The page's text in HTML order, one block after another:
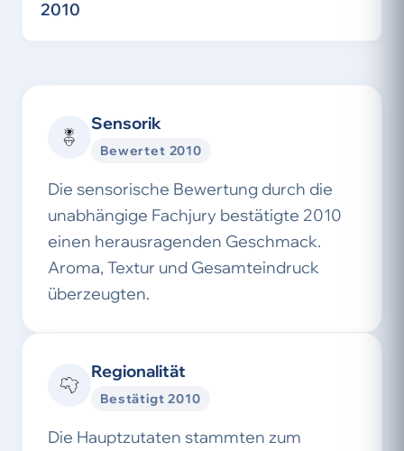
2010
Sensorik
Bewertet 2010
Die sensorische Bewertung durch die
unabhängige Fachjury bestätigte 2010
einen herausragenden Geschmack.
Aroma, Textur und Gesamteindruck
überzeugten.
Regionalität
Bestätigt 2010
Die Hauptzutaten stammten zum